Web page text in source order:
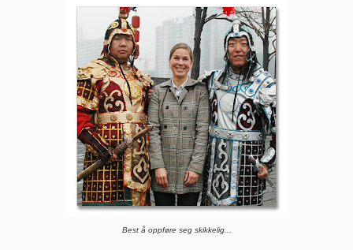
Best å oppføre seg skikkelig...